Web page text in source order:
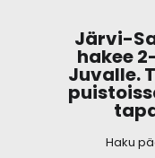
Järvi-
hakee
Juvalle.
Haku